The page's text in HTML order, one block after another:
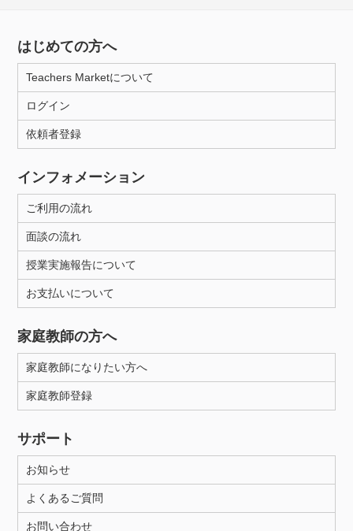
はじめての方へ
Teachers Marketについて
ログイン
依頼者登録
インフォメーション
ご利用の流れ
面談の流れ
授業実施報告について
お支払いについて
家庭教師の方へ
家庭教師になりたい方へ
家庭教師登録
サポート
お知らせ
よくあるご質問
お問い合わせ